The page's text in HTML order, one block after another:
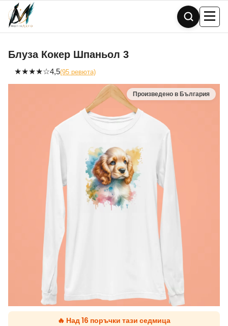
Skip
content
Блуза Кокер Шпаньол 3
★★★★☆4,5(95 ревюта)
🔥 Над 16 поръчки тази седмица